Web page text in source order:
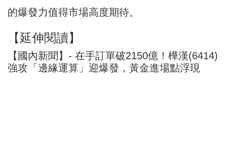
的爆發力值得市場高度期待。
【延伸閱讀】
【國內新聞】- 在手訂單破2150億！樺漢(6414)
強攻「邊緣運算」迎爆發，黃金進場點浮現